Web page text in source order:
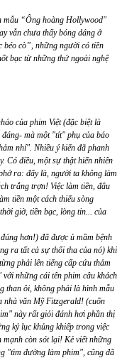
mẫu “Ông hoàng Hollywood"
vẫn chưa thấy bóng dáng ở
béo cò”, những người có tiền
bạc từ những thứ ngoài nghệ
của phim Việt (đặc biệt là
mà một "tít" phụ của báo
nhí". Nhiều ý kiến đã phanh
Có điều, một sự thật hiển nhiên
ra: đấy là, người ta không làm
trắng trợn! Việc làm tiền, đâu
tiền một cách thiếu sòng
giờ, tiền bạc, lòng tin... của
hơn!) đã được ủ mầm bệnh
ra tất cả sự thối tha của nó) khi
phải lên tiếng cấp cứu thảm
những cái tên phim câu khách
than ôi, không phải là hình mẫu
nhà văn Mỹ Fitzgerald! (cuốn
này rất giỏi đánh hơi phần thị
kỷ lục khủng khiếp trong việc
mạnh còn sót lại! Kẻ viết những
"tìm đường làm phim", cũng đã